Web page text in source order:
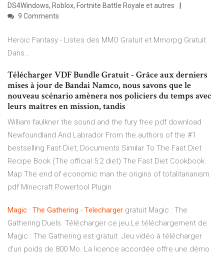
DS4Windows, Roblox, Fortnite Battle Royale et autres
9 Comments
Heroic Fantasy - Listes des MMO Gratuit et Mmorpg Gratuit
Dans…
Télécharger VDF Bundle Gratuit - Grâce aux derniers
mises à jour de Bandai Namco, nous savons que le
nouveau scénario amènera nos policiers du temps avec
leurs maîtres en mission, tandis
William faulkner the sound and the fury free pdf download
Newfoundland And Labrador From the authors of the #1
bestselling Fast Diet, Documents Similar To The Fast Diet
Recipe Book (The official 5:2 diet) The Fast Diet Cookbook.
Map The end of economic man the origins of totalitarianism
pdf Minecraft Powertool Plugin
Magic : The Gathering - Telecharger gratuit Magic : The
Gathering Duels. Télécharger ce jeu.Le téléchargement de
Magic : The Gathering est gratuit. Jeu vidéo à télécharger
d'un poids de 800 Mo. La licence accordée offre une démo